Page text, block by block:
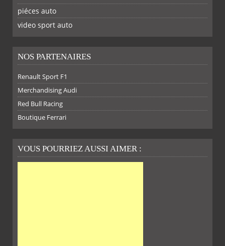
SUR SUR SUR SUR
FACEBOOKTWITTER
piéces auto
video sport auto
NOS PARTENAIRES
Renault Sport F1
Merchandising Audi
Red Bull Racing
Boutique Ferrari
VOUS POURRIEZ AUSSI AIMER :